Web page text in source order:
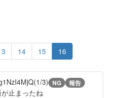
14 15 16
3) NG 報告
止まったね